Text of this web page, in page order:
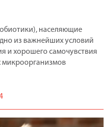
населяющие
из важнейших условий
и хорошего самочувствия